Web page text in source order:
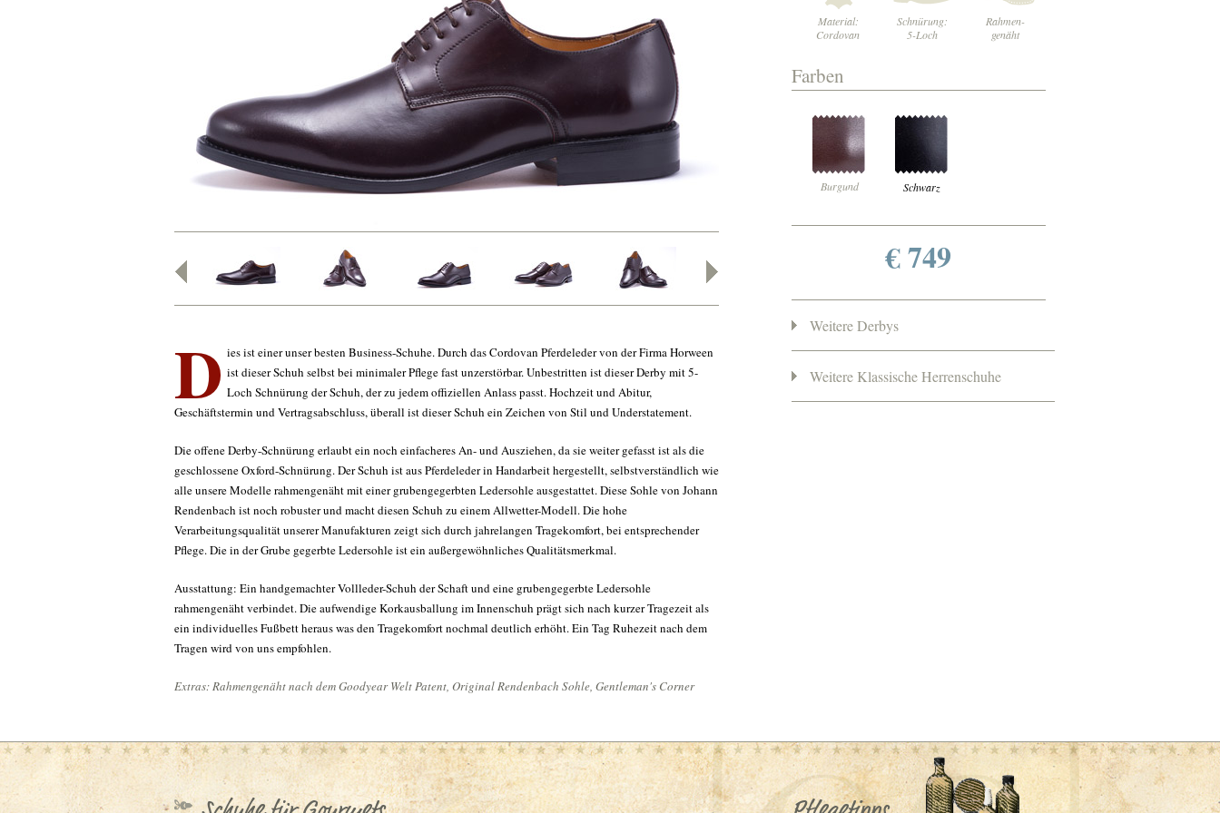
Material:
Cordovan
Schnürung:
5-Loch
Rahmen-
genäht
Farben
Burgund Schwarz
€ 749
Weitere Derbys
Weitere Klassische Herrenschuhe
D ies ist einer unser besten Business-Schuhe. Durch das Cordovan Pferdeleder von der Firma Horween
ist dieser Schuh selbst bei minimaler Pflege fast unzerstörbar. Unbestritten ist dieser Derby mit 5-
Loch Schnürung der Schuh, der zu jedem offiziellen Anlass passt. Hochzeit und Abitur,
Geschäftstermin und Vertragsabschluss, überall ist dieser Schuh ein Zeichen von Stil und Understatement.
Die offene Derby-Schnürung erlaubt ein noch einfacheres An- und Ausziehen, da sie weiter gefasst ist als die
geschlossene Oxford-Schnürung. Der Schuh ist aus Pferdeleder in Handarbeit hergestellt, selbstverständlich wie
alle unsere Modelle rahmengenäht mit einer grubengegerbten Ledersohle ausgestattet. Diese Sohle von Johann
Rendenbach ist noch robuster und macht diesen Schuh zu einem Allwetter-Modell. Die hohe
Verarbeitungsqualität unserer Manufakturen zeigt sich durch jahrelangen Tragekomfort, bei entsprechender
Pflege. Die in der Grube gegerbte Ledersohle ist ein außergewöhnliches Qualitätsmerkmal.
Ausstattung: Ein handgemachter Vollleder-Schuh der Schaft und eine grubengegerbte Ledersohle
rahmengenäht verbindet. Die aufwendige Korkausballung im Innenschuh prägt sich nach kurzer Tragezeit als
ein individuelles Fußbett heraus was den Tragekomfort nochmal deutlich erhöht. Ein Tag Ruhezeit nach dem
Tragen wird von uns empfohlen.
Extras: Rahmengenäht nach dem Goodyear Welt Patent, Original Rendenbach Sohle, Gentleman's Corner